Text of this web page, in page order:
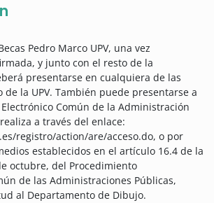
Pedro Marco UPV, una vez
y junto con el resto de la
presentarse en cualquiera de las
de la UPV. También puede presentarse a
Común de la Administración
a través del enlace:
registro/action/are/acceso.do, o por
establecidos en el artículo 16.4 de la
octubre, del Procedimiento
de las Administraciones Públicas,
al Departamento de Dibujo.